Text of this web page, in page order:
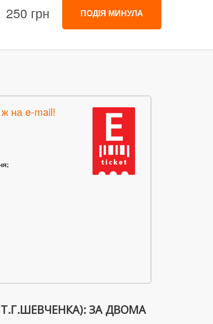
250 грн ПОДІЯ МИНУЛА
ж на e-mail!
ЗА ДВОМА